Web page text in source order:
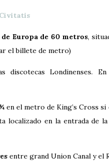
Europa de 60 metros,
el billete de metro)
discotecas Londinenses.
¾en el metro de King’s Cross
localizado en la entrada de
entre grand Union Canal y el